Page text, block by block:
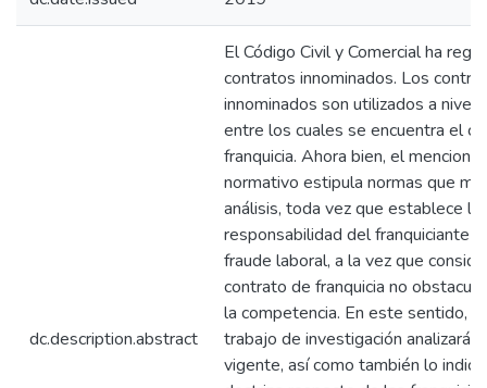
dc.description.abstract
El Código Civil y Comercial ha
contratos innominados. Los
innominados son utilizados a nivel
entre los cuales se encuentra el
franquicia. Ahora bien, el
normativo estipula normas que
análisis, toda vez que establece la
responsabilidad del franquiciante
fraude laboral, a la vez que
contrato de franquicia no
la competencia. En este sentido,
trabajo de investigación analizará
vigente, así como también lo